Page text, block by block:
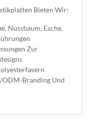
Bieten Wir:
Nussbaum, Esche,
Zur
ODM-Branding Und